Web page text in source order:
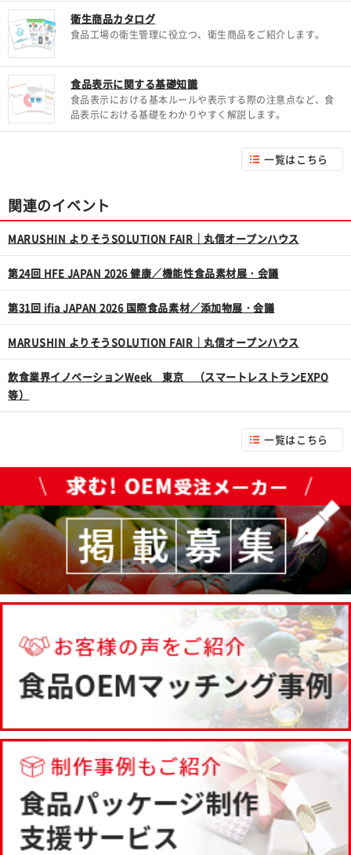
衛生商品カタログ
食品工場の衛生管理に役立つ、衛生商品をご紹介します。
食品表示に関する基礎知識
食品表示における基本ルールや表示する際の注意点など、食
品表示における基礎をわかりやすく解説します。
一覧はこちら
関連のイベント
MARUSHIN よりそうSOLUTION FAIR｜丸信オープンハウス
第24回 HFE JAPAN 2026 健康／機能性食品素材展・会議
第31回 ifia JAPAN 2026 国際食品素材／添加物展・会議
MARUSHIN よりそうSOLUTION FAIR｜丸信オープンハウス
飲食業界イノベーションWeek 東京 （スマートレストランEXPO
等）
一覧はこちら